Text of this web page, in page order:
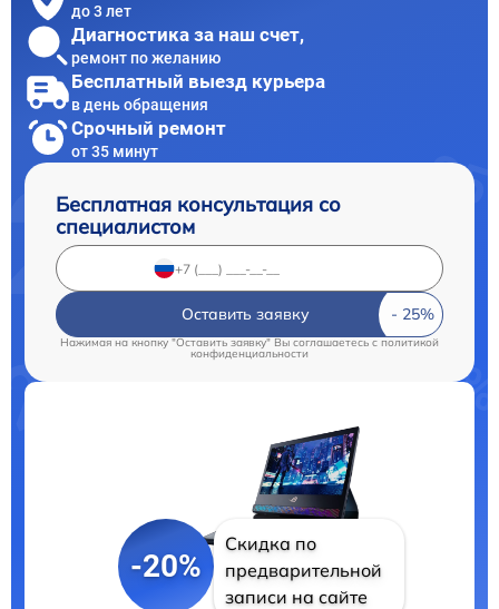
до 3 лет
Диагностика за наш счет,
ремонт по желанию
Бесплатный выезд курьера
в день обращения
Срочный ремонт
от 35 минут
Бесплатная консультация со
специалистом
Оставить заявку
Нажимая на кнопку "Оставить заявку" Вы соглашаетесь c политикой
конфиденциальности
-20%
Скидка по
предварительной
записи на сайте